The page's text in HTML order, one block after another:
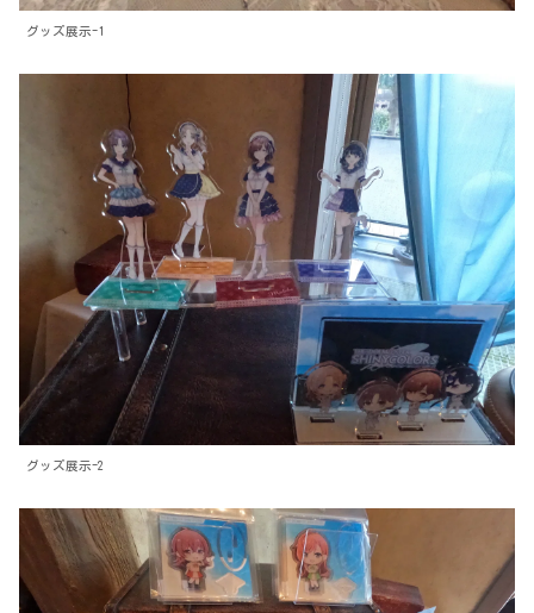
グッズ展示-1
グッズ展示-2